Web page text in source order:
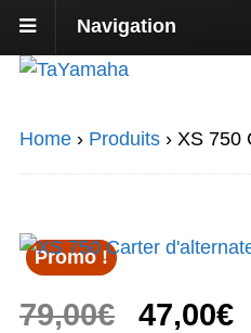
Navigation
Home › Produits › XS 750
Promo !
79,00€
Le
47,00€